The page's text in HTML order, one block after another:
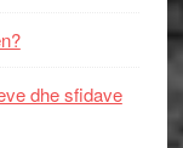
dhe sfidave